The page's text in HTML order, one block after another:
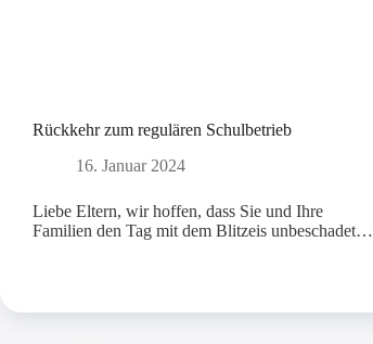
Rückkehr zum regulären Schulbetrieb
16. Januar 2024
Liebe Eltern, wir hoffen, dass Sie und Ihre
Familien den Tag mit dem Blitzeis unbeschadet…